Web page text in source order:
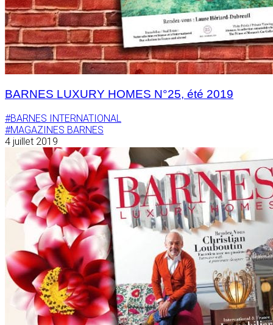
BARNES LUXURY HOMES N°25, été 2019
#BARNES INTERNATIONAL
#MAGAZINES BARNES
4 juillet 2019